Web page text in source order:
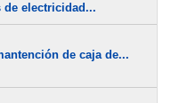
de electricidad...
de caja de...